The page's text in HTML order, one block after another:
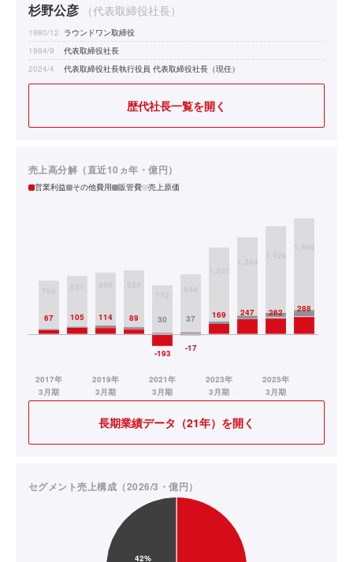
杉野公彦 （代表取締役社長）
1980/12 ラウンドワン取締役
1994/9
代表取締役社長
2024/4
代表取締役社長執行役員 代表取締役社長（現任）
歴代社長一覧を開く
売上高分解（直近10ヵ年・億円）
営業利益 その他費用 販管費 売上原価
長期業績データ（21年）を開く
セグメント売上構成（2026/3・億円）